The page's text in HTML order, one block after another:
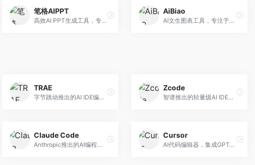
笔格AIPPT
高效AI PPT生成工具，专注于演示文稿智能创作。面向职场人士，支持主题输入、内容生成、设计美化等功能，PPT制作效率高。
AiBiao
AI文生图表工具，专注于数据可视化展示。面向数据分析师和职场人士，提供图表生成、数据可视化、PPT嵌入等服务，数据展示专业。
TRAE
字节跳动推出的AI IDE编程工具，深度集成大模型能力。面向开发者，提供智能代码补全、代码解释、重构优化等服务，编程效率显著提升。
Zcode
智谱推出的轻量级AI IDE，基于GLM模型。面向开发者，提供智能代码补全、代码生成、错误检测等服务，中文编程支持好。
Claude Code
Anthropic推出的AI编程工具，基于Claude模型。面向开发者，提供代码生成、代码审查、调试辅助等服务，代码质量高，推理能力强。
Cursor
AI代码编辑器，集成GPT-4模型，专注于智能编程辅助。面向开发者，提供代码生成、代码解释、错误修复等服务，编程体验流畅，开发效率高。